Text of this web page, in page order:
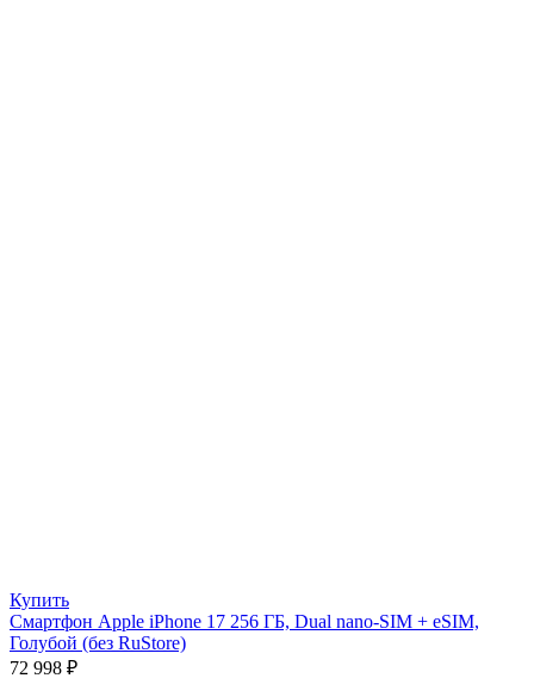
Купить
Смартфон Apple iPhone 17 256 ГБ, Dual nano-SIM + eSIM,
Голубой (без RuStore)
72 998 ₽